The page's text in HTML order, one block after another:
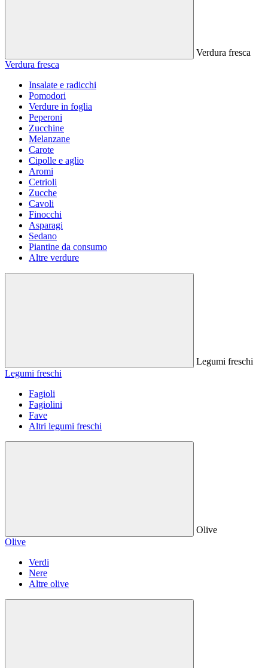
Verdura fresca
Verdura fresca
Insalate e radicchi
Pomodori
Verdure in foglia
Peperoni
Zucchine
Melanzane
Carote
Cipolle e aglio
Aromi
Cetrioli
Zucche
Cavoli
Finocchi
Asparagi
Sedano
Piantine da consumo
Altre verdure
Legumi freschi
Legumi freschi
Fagioli
Fagiolini
Fave
Altri legumi freschi
Olive
Olive
Verdi
Nere
Altre olive